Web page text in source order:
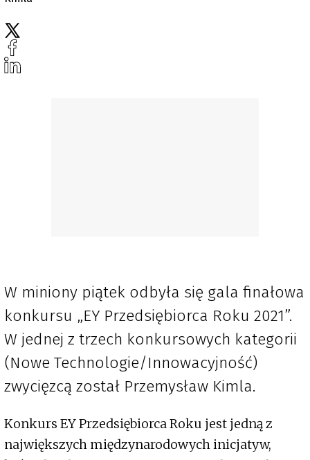
W miniony piątek odbyła się gala finałowa
konkursu „EY Przedsiębiorca Roku 2021”.
W jednej z trzech konkursowych kategorii
(Nowe Technologie/Innowacyjność)
zwycięzcą został Przemysław Kimla.
Konkurs EY Przedsiębiorca Roku jest jedną z
największych międzynarodowych inicjatyw,